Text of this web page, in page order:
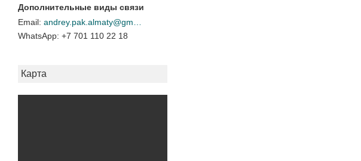
+7 701 110 22 18
Карта